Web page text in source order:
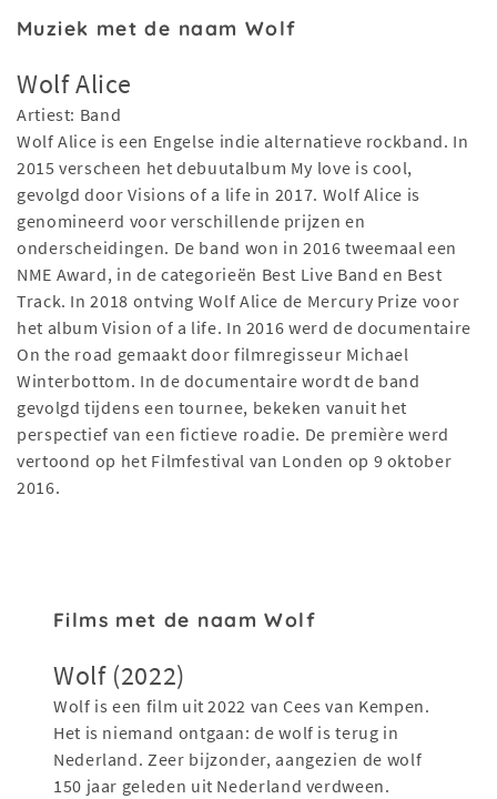
Muziek met de naam Wolf
Wolf Alice
Artiest: Band
Wolf Alice is een Engelse indie alternatieve rockband. In
2015 verscheen het debuutalbum My love is cool,
gevolgd door Visions of a life in 2017. Wolf Alice is
genomineerd voor verschillende prijzen en
onderscheidingen. De band won in 2016 tweemaal een
NME Award, in de categorieën Best Live Band en Best
Track. In 2018 ontving Wolf Alice de Mercury Prize voor
het album Vision of a life. In 2016 werd de documentaire
On the road gemaakt door filmregisseur Michael
Winterbottom. In de documentaire wordt de band
gevolgd tijdens een tournee, bekeken vanuit het
perspectief van een fictieve roadie. De première werd
vertoond op het Filmfestival van Londen op 9 oktober
2016.
Films met de naam Wolf
Wolf (2022)
Wolf is een film uit 2022 van Cees van Kempen.
Het is niemand ontgaan: de wolf is terug in
Nederland. Zeer bijzonder, aangezien de wolf
150 jaar geleden uit Nederland verdween.